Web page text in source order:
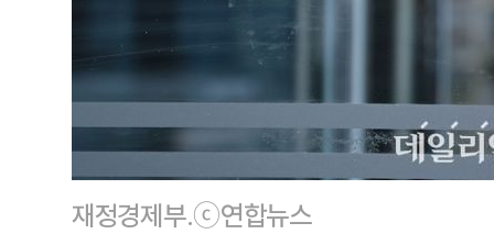
재정경제부.ⓒ연합뉴스